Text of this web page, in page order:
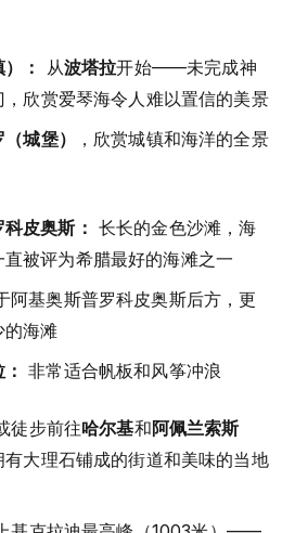
： 从波塔拉开始——未完成神
欣赏爱琴海令人难以置信的美景
城堡）
，欣赏城镇和海洋的全景
皮奥斯： 长长的金色沙滩，海
被评为希腊最好的海滩之一
阿基奥斯普罗科皮奥斯后方，更
海滩
非常适合帆板和风筝冲浪
徒步前往哈尔基和阿佩兰索斯
大理石铺成的街道和美味的当地